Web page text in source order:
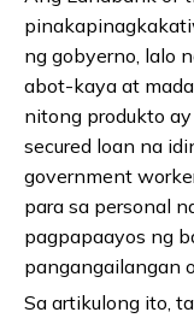
ng gobyerno, lalo
abot-kaya at
nitong produkto
secured loan na
government
para sa personal
pagpapaayos ng
pangangailangan
Sa artikulong ito,